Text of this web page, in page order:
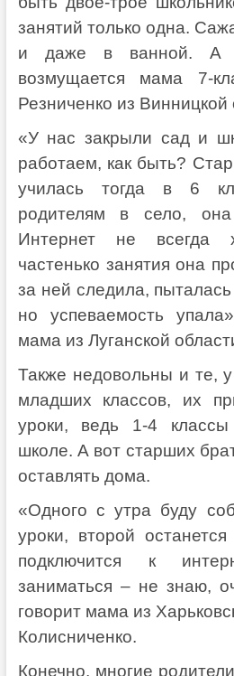
занятий только одна.
и даже в ванной. А
возмущается мама 7-
Резниченко из Винницкой
«У нас закрыли сад и
работаем, как быть?
училась тогда в 6
родителям в село, она
Интернет не всегда
частенько занятия она
за ней следила,
но успеваемость
мама из Луганской
Также недовольны и те, у
младших классов, их
уроки, ведь 1-4
школе. А вот старших
оставлять дома.
«Одного с утра буду
уроки, второй
подключится к
заниматься – не знаю,
говорит мама из
Колисниченко.
Конечно, многие